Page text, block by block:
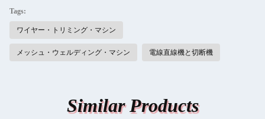
Tags:
ワイヤー・トリミング・マシン
メッシュ・ウェルディング・マシン 電線直線機と切断機
Similar Products